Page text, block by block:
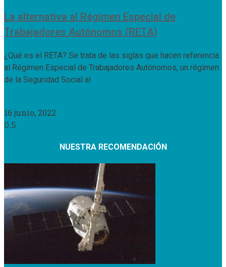
La alternativa al Régimen Especial de
Trabajadores Autónomos (RETA)
¿Qué es el RETA? Se trata de las siglas que hacen referencia
al Régimen Especial de Trabajadores Autónomos, un régimen
de la Seguridad Social al
16 junio, 2022
NUESTRA RECOMENDACIÓN